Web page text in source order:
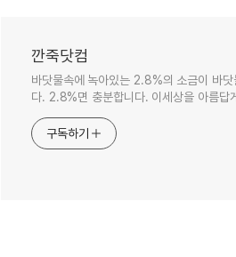
깐죽닷컴
바닷물속에 녹아있는 2.8%의 소금이 바
다. 2.8%면 충분합니다. 이세상을 아름
구독하기